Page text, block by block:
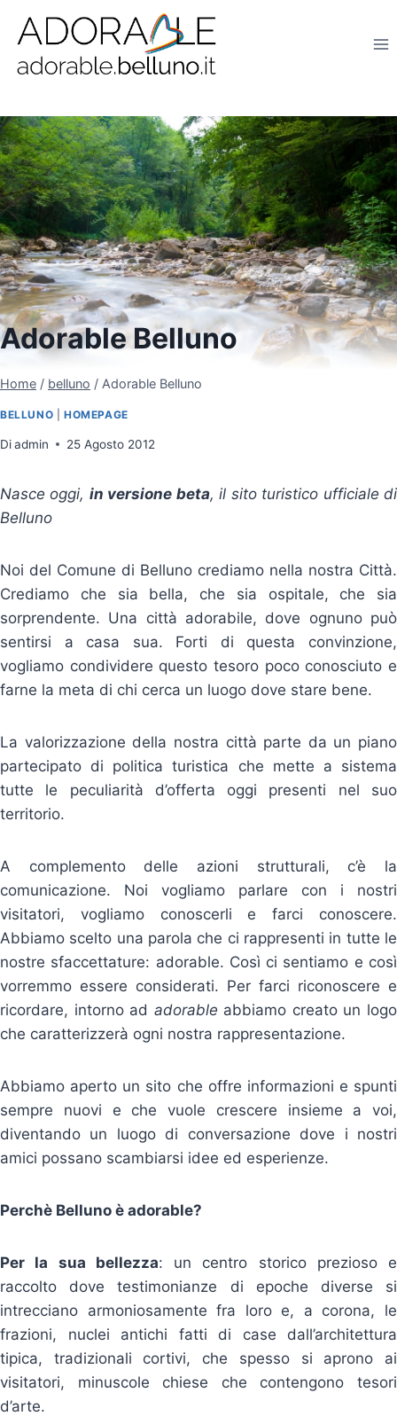
contenuto
Adorable Belluno
Home / belluno / Adorable Belluno
BELLUNO HOMEPAGE
Diadmin 25 Agosto 2012
Nasce oggi, in versione beta, il sito turistico ufficiale di
Belluno
Noi del Comune di Belluno crediamo nella nostra Città.
Crediamo che sia bella, che sia ospitale, che sia
sorprendente. Una città adorabile, dove ognuno può
sentirsi a casa sua. Forti di questa convinzione,
vogliamo condividere questo tesoro poco conosciuto e
farne la meta di chi cerca un luogo dove stare bene.
La valorizzazione della nostra città parte da un piano
partecipato di politica turistica che mette a sistema
tutte le peculiarità d’offerta oggi presenti nel suo
territorio.
A complemento delle azioni strutturali, c’è la
comunicazione. Noi vogliamo parlare con i nostri
visitatori, vogliamo conoscerli e farci conoscere.
Abbiamo scelto una parola che ci rappresenti in tutte le
nostre sfaccettature: adorable. Così ci sentiamo e così
vorremmo essere considerati. Per farci riconoscere e
ricordare, intorno ad adorable abbiamo creato un logo
che caratterizzerà ogni nostra rappresentazione.
Abbiamo aperto un sito che offre informazioni e spunti
sempre nuovi e che vuole crescere insieme a voi,
diventando un luogo di conversazione dove i nostri
amici possano scambiarsi idee ed esperienze.
Perchè Belluno è adorable?
Per la sua bellezza: un centro storico prezioso e
raccolto dove testimonianze di epoche diverse si
intrecciano armoniosamente fra loro e, a corona, le
frazioni, nuclei antichi fatti di case dall’architettura
tipica, tradizionali cortivi, che spesso si aprono ai
visitatori, minuscole chiese che contengono tesori
d’arte.